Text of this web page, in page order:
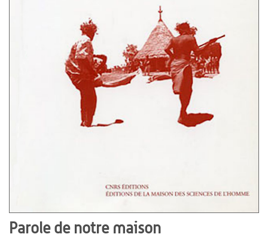
Parole de notre maison